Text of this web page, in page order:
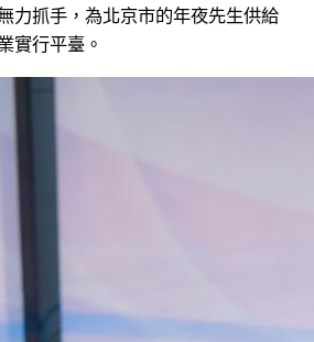
力抓手，為北京市的年夜先生供給
實行平臺。